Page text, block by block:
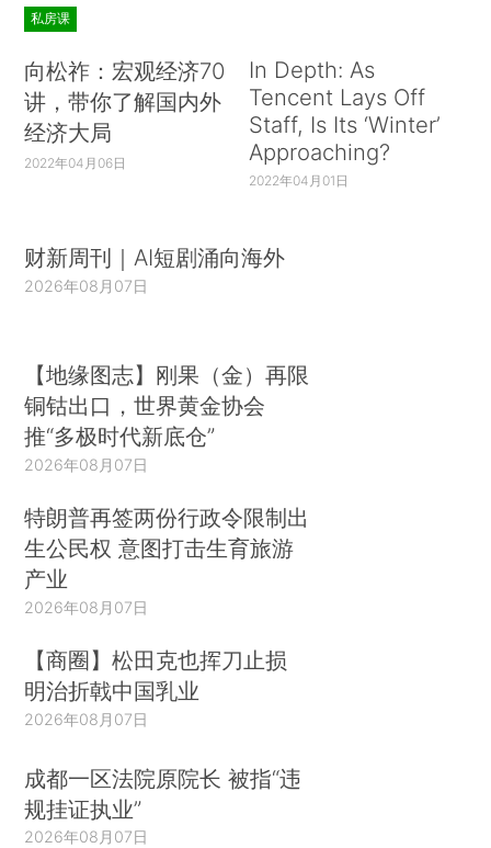
私房课
向松祚：宏观经济70
讲，带你了解国内外
经济大局
2022年04月06日
In Depth: As
Tencent Lays Off
Staff, Is Its ‘Winter’
Approaching?
2022年04月01日
财新周刊｜AI短剧涌向海外
2026年08月07日
【地缘图志】刚果（金）再限
铜钴出口，世界黄金协会
推“多极时代新底仓”
2026年08月07日
特朗普再签两份行政令限制出
生公民权 意图打击生育旅游
产业
2026年08月07日
【商圈】松田克也挥刀止损
明治折戟中国乳业
2026年08月07日
成都一区法院原院长 被指“违
规挂证执业”
2026年08月07日